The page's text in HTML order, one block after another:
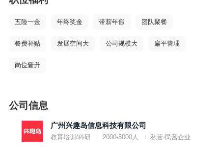
1、本科及以上学历，教育或互联网行业优先；
3、具有良好的数据处理分析能力， 具备较强的逻辑思维能力。
五险一金 年终奖金 带薪年假 团队聚餐
餐费补贴 发展空间大 公司规模大 扁平管理
岗位晋升
公司信息
广州兴趣岛信息科技有限公司
教育培训/科研 2000-5000人 私营·民营企业